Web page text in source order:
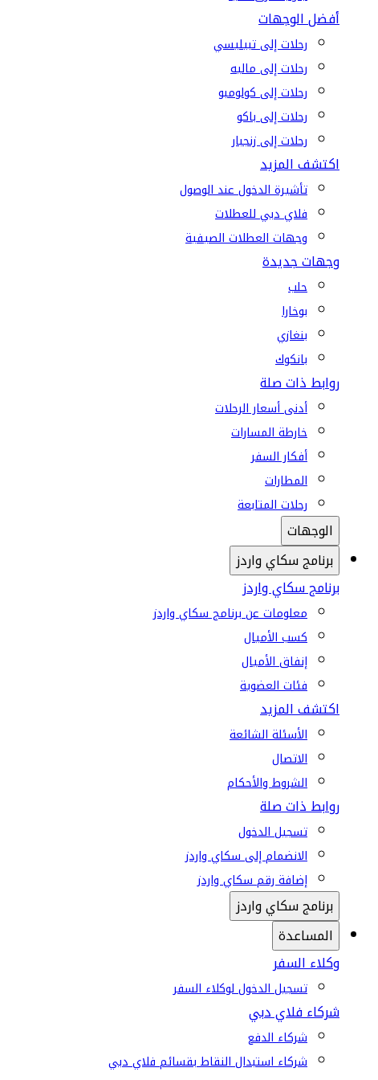
أفضل الوجهات
رحلات إلى تبيليسي
رحلات إلى ماليه
رحلات إلى كولومبو
رحلات إلى باكو
رحلات إلى زنجبار
اكتشف المزيد
تأشيرة الدخول عند الوصول
فلاي دبي للعطلات
وجهات العطلات الصيفية
وجهات جديدة
حلب
بوخارا
بنغازي
بانكوك
روابط ذات صلة
أدنى أسعار الرحلات
خارطة المسارات
أفكار السفر
المطارات
رحلات المتابعة
الوجهات
برنامج سكاي واردز
برنامج سكاي واردز
معلومات عن برنامج سكاي واردز
كسب الأميال
إنفاق الأميال
فئات العضوية
اكتشف المزيد
الأسئلة الشائعة
الاتصال
الشروط والأحكام
روابط ذات صلة
تسجيل الدخول
الانضمام إلى سكاي واردز
إضافة رقم سكاي واردز
برنامج سكاي واردز
المساعدة
وكلاء السفر
تسجيل الدخول لوكلاء السفر
شركاء فلاي دبي
شركاء الدفع
شركاء استبدال النقاط بقسائم فلاي دبي